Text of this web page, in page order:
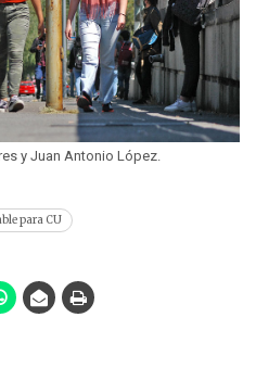
y Juan Antonio López.
para CU